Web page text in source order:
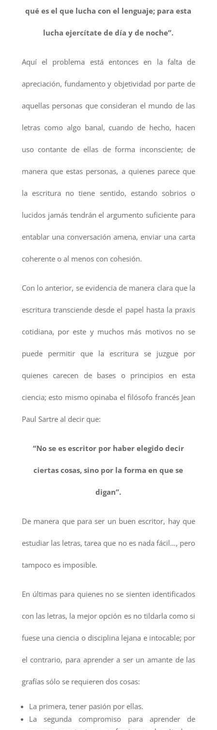
qué es el que lucha con el lenguaje; para esta
lucha ejercítate de día y de noche”.
Aquí el problema está entonces en la falta de
apreciación, fundamento y objetividad por parte de
aquellas personas que consideran el mundo de las
letras como algo banal, cuando de hecho, hacen
uso contante de ellas de forma inconsciente; de
manera que estas personas, a quienes parece que
la escritura no tiene sentido, estando sobrios o
lucidos jamás tendrán el argumento suficiente para
entablar una conversación amena, enviar una carta
coherente o al menos con cohesión.
Con lo anterior, se evidencia de manera clara que la
escritura transciende desde el papel hasta la praxis
cotidiana, por este y muchos más motivos no se
puede permitir que la escritura se juzgue por
quienes carecen de bases o principios en esta
ciencia; esto mismo opinaba el filósofo francés Jean
Paul Sartre al decir que:
“No se es escritor por haber elegido decir
ciertas cosas, sino por la forma en que se
digan”.
De manera que para ser un buen escritor, hay que
estudiar las letras, tarea que no es nada fácil…, pero
tampoco es imposible.
En últimas para quienes no se sienten identificados
con las letras, la mejor opción es no tildarla como si
fuese una ciencia o disciplina lejana e intocable; por
el contrario, para aprender a ser un amante de las
grafías sólo se requieren dos cosas:
La primera, tener pasión por ellas.
La segunda compromiso para aprender de